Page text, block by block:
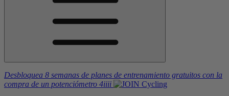
Desbloquea 8 semanas de planes de entrenamiento gratuitos con la
compra de un potenciómetro 4iiii